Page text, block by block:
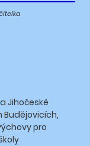
Jihočeské
Budějovicích,
pro